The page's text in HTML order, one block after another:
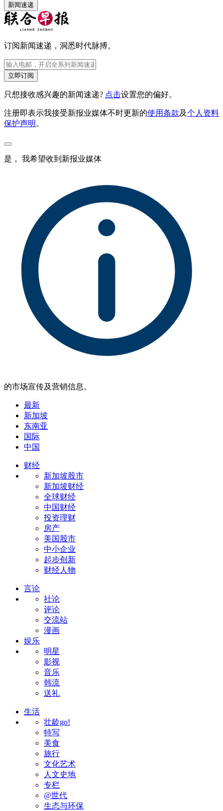
新闻速递
订阅新闻速递，洞悉时代脉搏。
立即订阅
只想接收感兴趣的新闻速递? 点击设置您的偏好。
注册即表示我接受新报业媒体不时更新的使用条款及个人资料
保护声明 。
是， 我希望收到新报业媒体
的市场宣传及营销信息。
最新
新加坡
东南亚
国际
中国
财经
新加坡股市
新加坡财经
全球财经
中国财经
投资理财
房产
美国股市
中小企业
起步创新
财经人物
言论
社论
评论
交流站
漫画
娱乐
明星
影视
音乐
韩流
送礼
生活
壮龄go!
特写
美食
旅行
文化艺术
人文史地
专栏
@世代
生态与环保